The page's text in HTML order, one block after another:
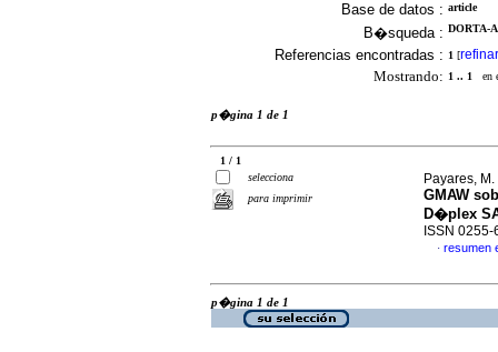
Base de datos : article
B�squeda : DORTA-
Referencias encontradas : 1 [refinar
Mostrando: 1 .. 1 en
p�gina 1 de 1
1 / 1
selecciona
para imprimir
Payares,
GMAW
D�plex
ISSN 0255-
· resumen
p�gina 1 de 1